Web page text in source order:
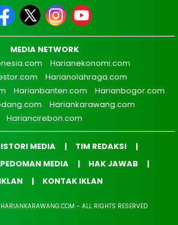
MEDIA NETWORK
Harianekonomi.com
Harianolahraga.com
Harianbanten.com
Harianbogor.com
Hariankarawang.com
Hariancirebon.com
MEDIA
TIM REDAKSI
PEDOMAN MEDIA
HAK JAWAB
KONTAK IKLAN
- ALL RIGHTS RESERVED